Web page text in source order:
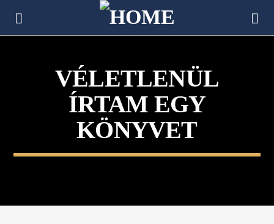
VÉLETLENÜL
ÍRTAM EGY
KÖNYVET